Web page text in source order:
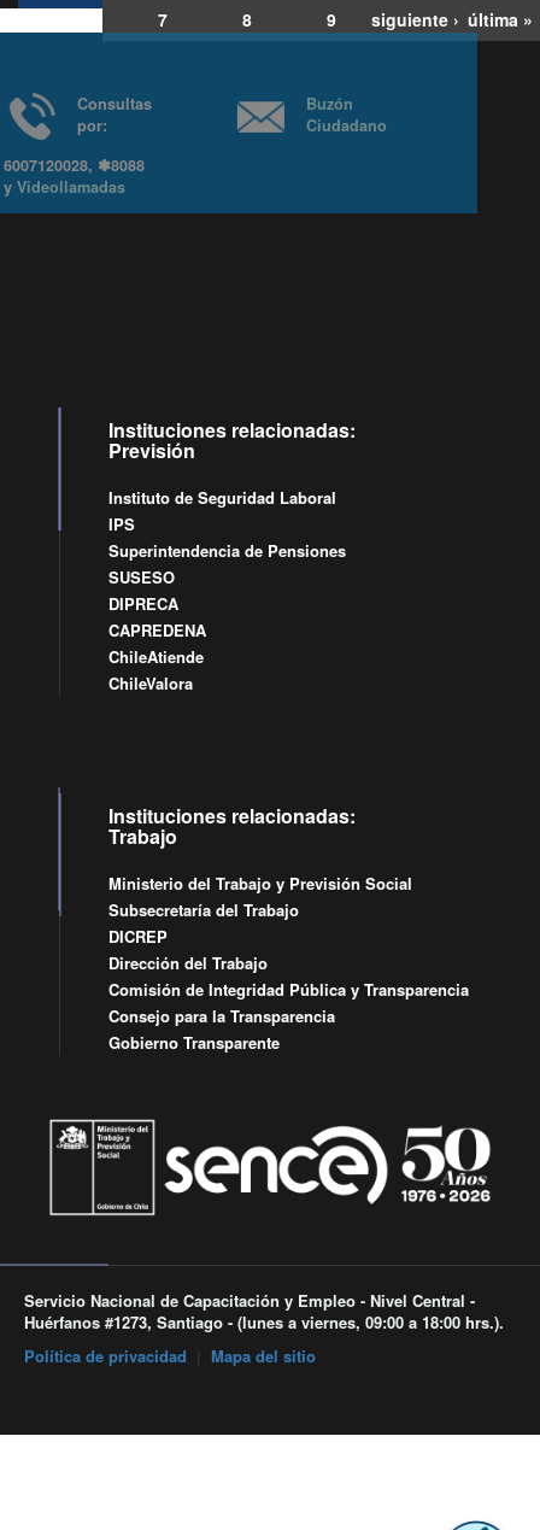
7
8 9 siguiente › última »
Consultas
6007120028, ✽8088
yVideollamadas
Ciudadano
Instituciones relacionadas:
Previsión
Instituto de Seguridad Laboral
IPS
Superintendencia de Pensiones
SUSESO
DIPRECA
CAPREDENA
ChileAtiende
ChileValora
Instituciones relacionadas:
Trabajo
Ministerio del Trabajo y Previsión Social
Subsecretaría del Trabajo
DICREP
Dirección del Trabajo
Comisión de Integridad Pública y Transparencia
Consejo para la Transparencia
Gobierno Transparente
Servicio Nacional de Capacitación y Empleo - Nivel Central -
Huérfanos #1273, Santiago - (lunes a viernes, 09:00 a 18:00 hrs.).
Política de privacidad
Mapa del sitio